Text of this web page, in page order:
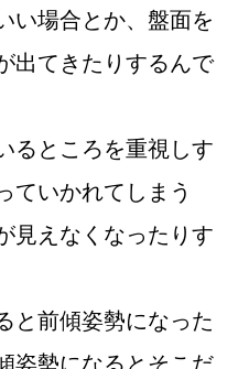
い場合とか、盤面を
出てきたりするんで
るところを重視しす
ていかれてしまう
見えなくなったりす
と前傾姿勢になった
姿勢になるとそこだ